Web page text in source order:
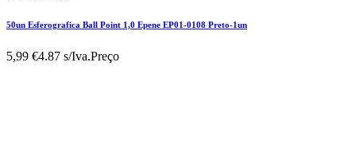
50un Esferografica Ball Point 1,0 Epene EP01-0108 Preto-1un
5,99 €4.87 s/Iva.Preço